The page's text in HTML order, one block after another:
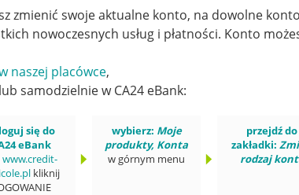
zmienić swoje aktualne konto, na dowolne
nowoczesnych usług i płatności. Konto
naszej placówce,
lub samodzielnie w CA24 eBank:
się do
eBank
www.credit-
kliknij
wybierz: Moje
produkty, Konta
w górnym menu
przejdź do
zakładki:
rodzaj